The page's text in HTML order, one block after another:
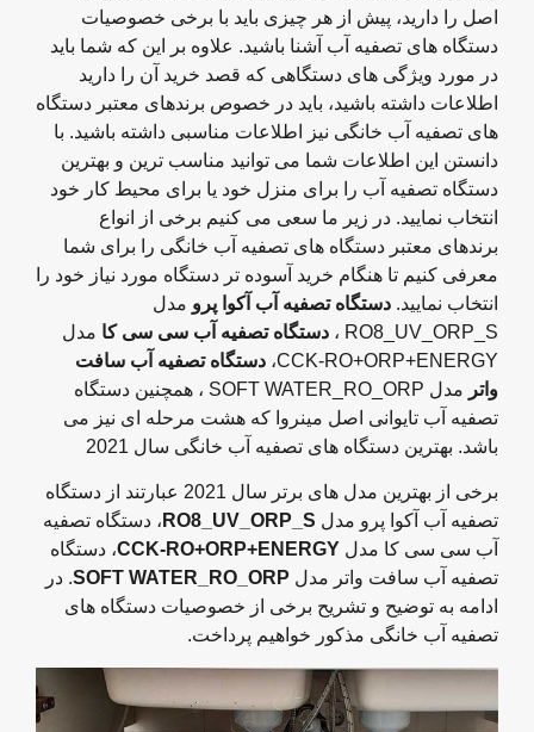
اصل را دارید، پیش از هر چیزی باید با برخی خصوصیات
دستگاه های تصفیه آب آشنا باشید. علاوه بر این که شما باید
در مورد ویژگی های دستگاهی که قصد خرید آن را دارید
اطلاعات داشته باشید، باید در خصوص برندهای معتبر دستگاه
های تصفیه آب خانگی نیز اطلاعات مناسبی داشته باشید. با
دانستن این اطلاعات شما می توانید مناسب ترین و بهترین
دستگاه تصفیه آب را برای منزل خود یا برای محیط کار خود
انتخاب نمایید. در زیر ما سعی می کنیم برخی از انواع
برندهای معتبر دستگاه های تصفیه آب خانگی را برای شما
معرفی کنیم تا هنگام خرید آسوده تر دستگاه مورد نیاز خود را
انتخاب نمایید. دستگاه تصفیه آب آکوا پرومدل
RO8_UV_ORP_S ،
دستگاه تصفیه آب سی سی کامدل
CCK-RO+ORP+ENERGY،
دستگاه تصفیه آب سافت
واتر
مدل SOFT WATER_RO_ORP ، همچنین دستگاه
تصفیه آب تایوانی اصل مینروا که هشت مرحله ای نیز می
باشد. بهترین دستگاه های تصفیه آب خانگی سال 2021
برخی از بهترین مدل های برتر سال 2021 عبارتند از دستگاه
تصفیه آب آکوا پرو مدل RO8_UV_ORP_S، دستگاه تصفیه
آب سی سی کا مدل CCK-RO+ORP+ENERGY، دستگاه
تصفیه آب سافت واتر مدل SOFT WATER_RO_ORP. در
ادامه به توضیح و تشریح برخی از خصوصیات دستگاه های
تصفیه آب خانگی مذکور خواهیم پرداخت.